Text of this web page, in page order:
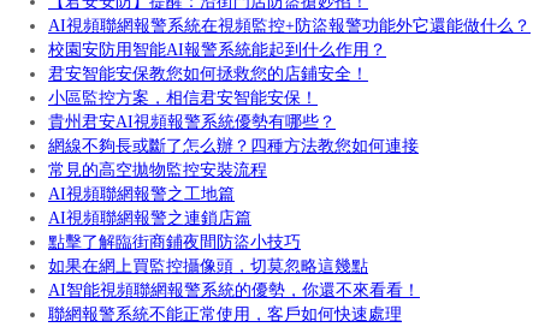
AI視頻聯網報警系統在視頻監控+防盜報警功能外它還能做什么？
校園安防用智能AI報警系統能起到什么作用？
君安智能安保教您如何拯救您的店鋪安全！
小區監控方案，相信君安智能安保！
貴州君安AI視頻報警系統優勢有哪些？
網線不夠長或斷了怎么辦？四種方法教您如何連接
常見的高空拋物監控安裝流程
AI視頻聯網報警之工地篇
AI視頻聯網報警之連鎖店篇
點擊了解臨街商鋪夜間防盜小技巧
如果在網上買監控攝像頭，切莫忽略這幾點
AI智能視頻聯網報警系統的優勢，你還不來看看！
聯網報警系統不能正常使用，客戶如何快速處理